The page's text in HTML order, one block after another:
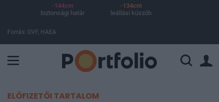
-144cm
biztonsági határ
-134cm
leállási küszöb
Forrás: OVF, HAEA
ELŐFIZETŐI TARTALOM